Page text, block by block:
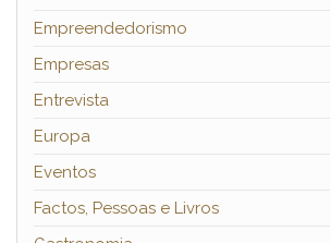
Empreendedorismo
Empresas
Entrevista
Europa
Eventos
Factos, Pessoas e Livros